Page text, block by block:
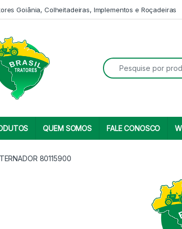
Goiânia, Colheitadeiras, Implementos e Roçadeiras
Search for:
QUEM SOMOS FALE CONOSCO
80115900